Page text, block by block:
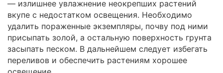
— излишнее увлажнение неокрепших растений
вкупе с недостатком освещения. Необходимо
удалить пораженные экземпляры, почву под ними
присыпать золой, а остальную поверхность грунта
засыпать песком. В дальнейшем следует избегать
переливов и обеспечить растениям хорошее